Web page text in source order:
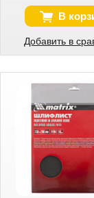
В
Добавить в